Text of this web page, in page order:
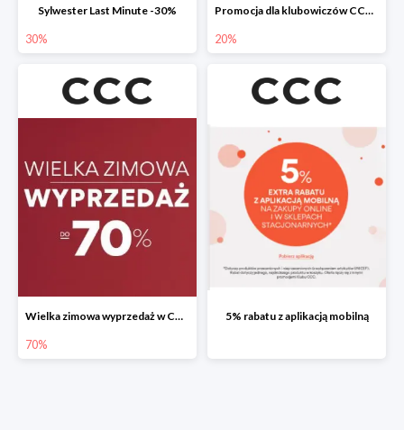
Sylwester Last Minute -30%
30%
Promocja dla klubowiczów CCC do -20%
20%
Wielka zimowa wyprzedaż w CCC do -70%
70%
5% rabatu z aplikacją mobilną